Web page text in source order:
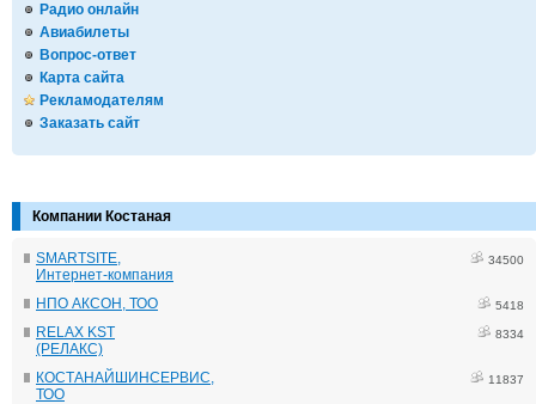
Радио онлайн
Авиабилеты
Вопрос-ответ
Карта сайта
Рекламодателям
Заказать сайт
Компании Костаная
SMARTSITE,
Интернет-компания
34500
НПО АКСОН, ТОО 5418
RELAX KST
(РЕЛАКС)
8334
КОСТАНАЙШИНСЕРВИС,
ТОО
11837